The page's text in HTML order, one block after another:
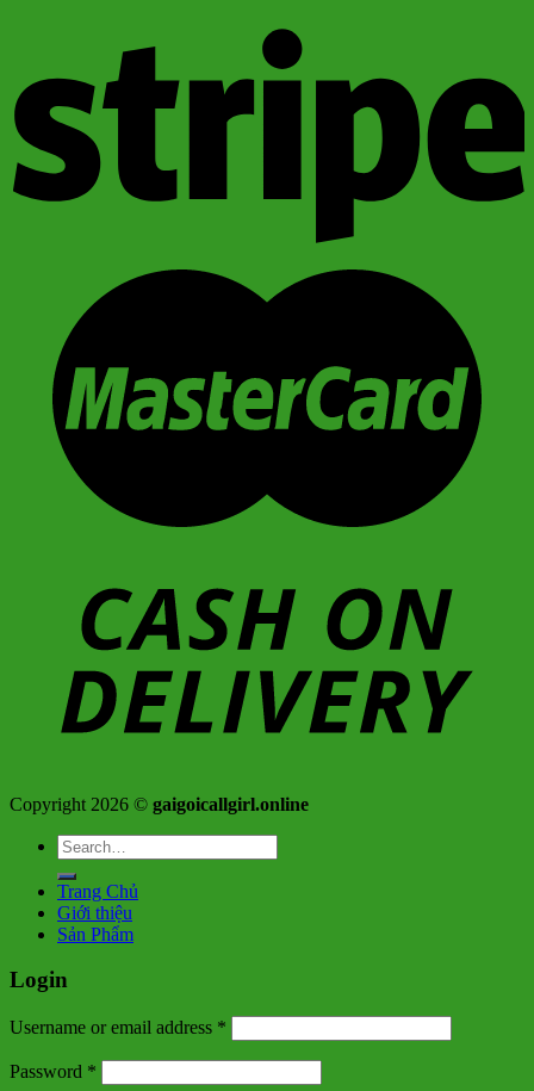
Copyright 2026 © gaigoicallgirl.online
Search
for:
Trang Chủ
Giới thiệu
Sản Phẩm
Login
Username or email address *
Password *